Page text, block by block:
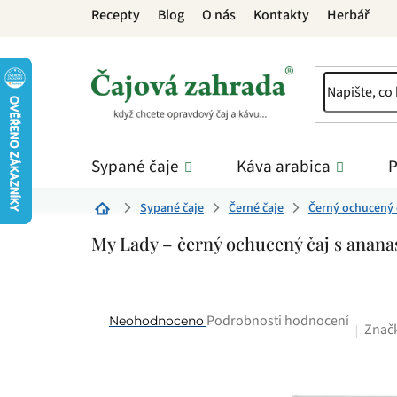
Recepty Blog O nás Kontakty Herbář
Sypané čaje Káva arabica
Domů Sypané čaje Černé čaje Černý ochucený
My Lady – černý ochucený čaj s
Průměrné
Neohodnoceno Podrobnosti hodnocení